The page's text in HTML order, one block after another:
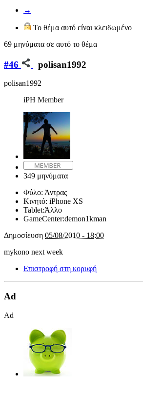
→
Το θέμα αυτό είναι κλειδωμένο
69 μηνύματα σε αυτό το θέμα
#46 polisan1992
polisan1992
iPH Member
349 μηνύματα
Φύλο: Άντρας
Κινητό: iPhone XS
Tablet:Άλλο
GameCenter:demon1kman
Δημοσίευση 05/08/2010 - 18:00
mykono next week
Επιστροφή στη κορυφή
Ad
Ad